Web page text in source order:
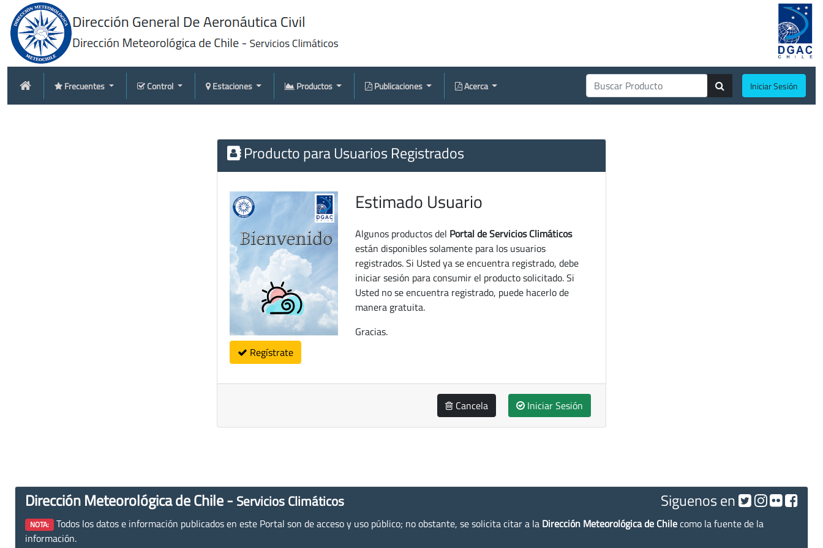
Frecuentes Control Estaciones Productos Publicaciones Acerca Iniciar Sesión
Producto para Usuarios Registrados
Regístrate
Estimado Usuario
Algunos productos del Portal de Servicios Climáticos
están disponibles solamente para los usuarios
registrados. Si Usted ya se encuentra registrado, debe
iniciar sesión para consumir el producto solicitado. Si
Usted no se encuentra registrado, puede hacerlo de
manera gratuita.
Gracias.
Cancela Iniciar Sesión
Dirección Meteorológica de Chile - Servicios Climáticos Siguenos en
NOTA: Todos los datos e información publicados en este Portal son de acceso y uso público; no obstante, se solicita citar a la Dirección Meteorológica de Chilecomo la fuente de la
información.